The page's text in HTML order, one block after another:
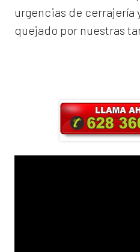
urgencias de cerrajería
quejado por nuestras